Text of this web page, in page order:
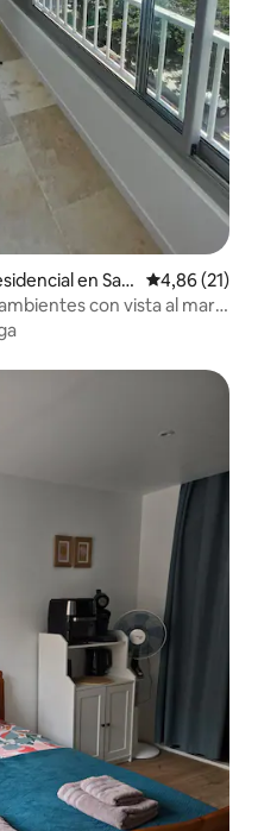
en Sain Calificación
4,86 (21)
con vista al mar,
óptica y aire